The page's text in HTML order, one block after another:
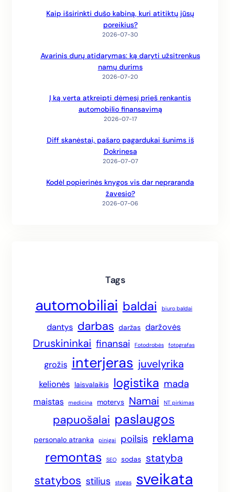
Kaip išsirinkti dušo kabiną, kuri atitiktų jūsų
poreikius?
2026-07-30
Avarinis durų atidarymas: ką daryti užsitrenkus
namų durims
2026-07-20
Į ką verta atkreipti dėmesį prieš renkantis
automobilio finansavimą
2026-07-17
Diff skanėstai, pašaro pagardukai šunims iš
Dokrinesa
2026-07-07
Kodėl popierinės knygos vis dar nepraranda
žavesio?
2026-07-06
Tags
automobiliai baldai biuro baldai
dantys darbas daržas daržovės
Druskininkai finansai Fotodrobės fotografas
grožis interjeras juvelyrika
kelionės laisvalaikis logistika mada
maistas medicina moterys Namai NT pirkimas
papuošalai paslaugos
personalo atranka pinigai poilsis reklama
remontas SEO sodas statyba
statybos stilius stogas sveikata